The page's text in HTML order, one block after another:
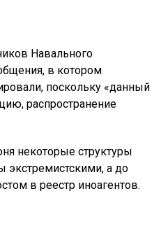
Навального
в котором
поскольку «данный
распространение
некоторые структуры
экстремистскими, а до
в реестр иноагентов.